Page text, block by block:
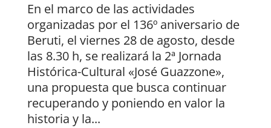
En el marco de las actividades
organizadas por el 136º aniversario de
Beruti, el viernes 28 de agosto, desde
las 8.30 h, se realizará la 2ª Jornada
Histórica-Cultural «José Guazzone»,
una propuesta que busca continuar
recuperando y poniendo en valor la
historia y la...